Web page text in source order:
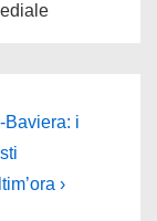
Baviera: i
›